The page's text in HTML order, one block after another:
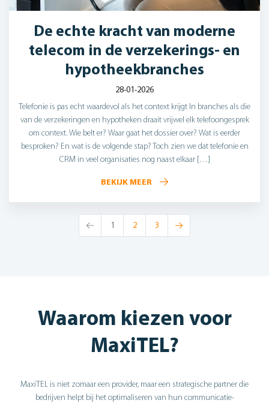
De echte kracht van moderne
telecom in de verzekerings- en
hypotheekbranches
28-01-2026
Telefonie is pas echt waardevol als het context krijgt In branches als die
van de verzekeringen en hypotheken draait vrijwel elk telefoongesprek
om context. Wie belt er? Waar gaat het dossier over? Wat is eerder
besproken? En wat is de volgende stap? Toch zien we dat telefonie en
CRM in veel organisaties nog naast elkaar […]
BEKIJK MEER
Vorige1 2 3 Volgende
Waarom kiezen voor
MaxiTEL?
MaxiTEL is niet zomaar een provider, maar een strategische partner die
bedrijven helpt bij het optimaliseren van hun communicatie-